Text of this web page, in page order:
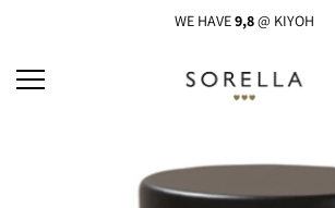
WE HAVE9,8@ KIYOH